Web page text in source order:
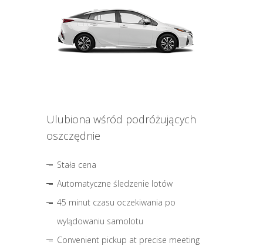
Ulubiona wśród podróżujących
oszczędnie
Stała cena
Automatyczne śledzenie lotów
45 minut czasu oczekiwania po
wylądowaniu samolotu
Convenient pickup at precise meeting